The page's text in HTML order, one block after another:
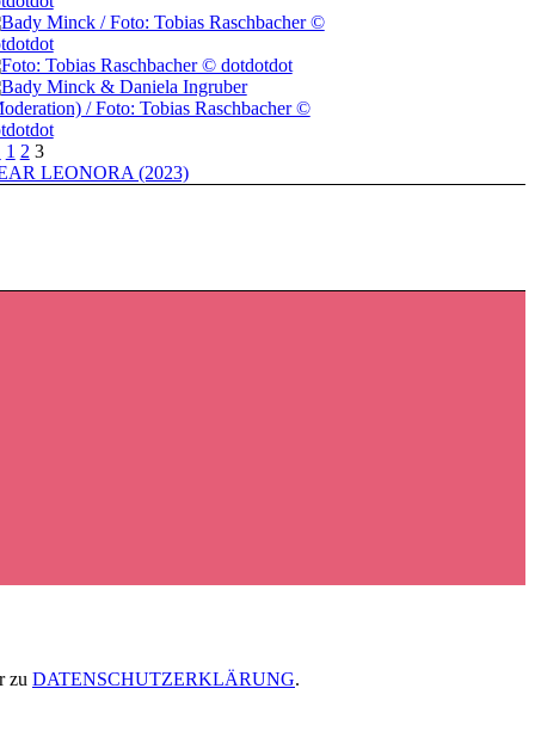
1 2 3
LEONORA (2023)
zu DATENSCHUTZERKLÄRUNG.